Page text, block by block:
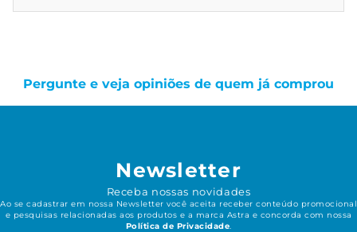
Pergunte e veja opiniões de quem já comprou
Newsletter
Receba nossas novidades
Ao se cadastrar em nossa Newsletter você aceita receber conteúdo promocional
e pesquisas relacionadas aos produtos e a marca Astra e concorda com nossa
Política de Privacidade